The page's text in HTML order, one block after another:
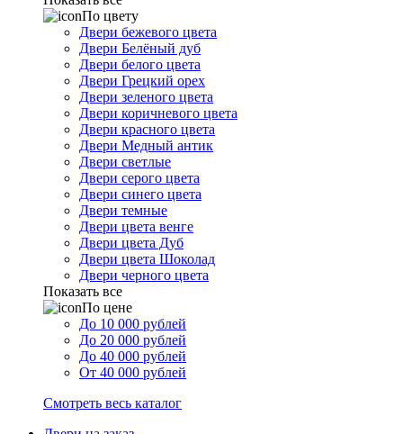
По цвету
Двери бежевого цвета
Двери Белёный дуб
Двери белого цвета
Двери Грецкий орех
Двери зеленого цвета
Двери коричневого цвета
Двери красного цвета
Двери Медный антик
Двери светлые
Двери серого цвета
Двери синего цвета
Двери темные
Двери цвета венге
Двери цвета Дуб
Двери цвета Шоколад
Двери черного цвета
Показать все
По цене
До 10 000 рублей
До 20 000 рублей
До 40 000 рублей
От 40 000 рублей
Смотреть весь каталог